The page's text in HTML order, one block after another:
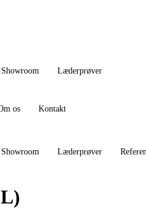
Showroom Læderprøver
os Kontakt
Showroom Læderprøver